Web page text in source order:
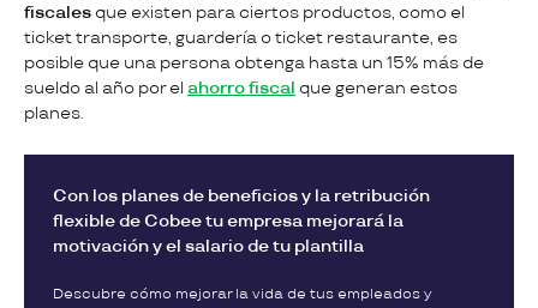
fiscales que existen para ciertos productos, como el
ticket transporte, guardería o ticket restaurante, es
posible que una persona obtenga hasta un 15% más de
sueldo al año por el ahorro fiscal que generan estos
planes.
Con los planes de beneficios y la retribución
flexible de Cobee tu empresa mejorará la
motivación y el salario de tu plantilla
Descubre cómo mejorar la vida de tus empleados y